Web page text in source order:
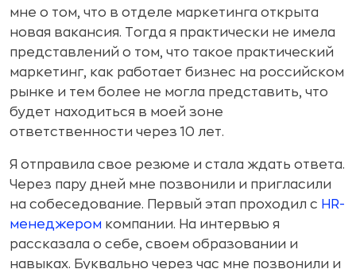
мне о том, что в отделе маркетинга открыта
новая вакансия. Тогда я практически не имела
представлений о том, что такое практический
маркетинг, как работает бизнес на российском
рынке и тем более не могла представить, что
будет находиться в моей зоне
ответственности через 10 лет.
Я отправила свое резюме и стала ждать ответа.
Через пару дней мне позвонили и пригласили
на собеседование. Первый этап проходил с HR-
менеджером компании. На интервью я
рассказала о себе, своем образовании и
навыках. Буквально через час мне позвонили и